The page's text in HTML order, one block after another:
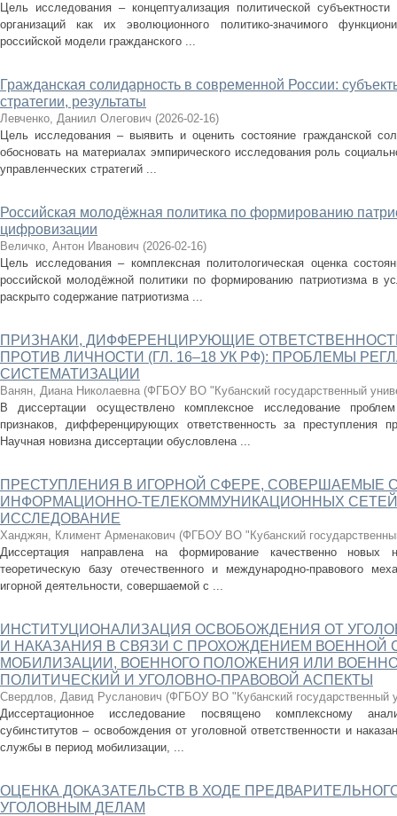
Цель исследования – концептуализация политической
организаций как их эволюционного политико-значимого
российской модели гражданского ...
Гражданская солидарность в современной России:
стратегии, результаты
Левченко, Даниил Олегович (2026-02-16)
Цель исследования – выявить и оценить состояние гражданской
обосновать на материалах эмпирического исследования роль
управленческих стратегий ...
Российская молодёжная политика по формированию
цифровизации
Величко, Антон Иванович (2026-02-16)
Цель исследования – комплексная политологическая оценка
российской молодёжной политики по формированию патриотизма в
раскрыто содержание патриотизма ...
ПРИЗНАКИ, ДИФФЕРЕНЦИРУЮЩИЕ
ПРОТИВ ЛИЧНОСТИ (ГЛ. 16–18 УК РФ): ПРОБЛЕМЫ
СИСТЕМАТИЗАЦИИ
Ванян, Диана Николаевна (ФГБОУ ВО "Кубанский государственный
В диссертации осуществлено комплексное исследование
признаков, дифференцирующих ответственность за
Научная новизна диссертации обусловлена ...
ПРЕСТУПЛЕНИЯ В ИГОРНОЙ СФЕРЕ, СОВЕРШАЕМЫЕ
ИНФОРМАЦИОННО-ТЕЛЕКОММУНИКАЦИОННЫХ
ИССЛЕДОВАНИЕ
Ханджян, Климент Арменакович (ФГБОУ ВО "Кубанский
Диссертация направлена на формирование качественно новых
теоретическую базу отечественного и международно-правового
игорной деятельности, совершаемой с ...
ИНСТИТУЦИОНАЛИЗАЦИЯ ОСВОБОЖДЕНИЯ ОТ
И НАКАЗАНИЯ В СВЯЗИ С ПРОХОЖДЕНИЕМ ВОЕННОЙ
МОБИЛИЗАЦИИ, ВОЕННОГО ПОЛОЖЕНИЯ ИЛИ
ПОЛИТИЧЕСКИЙ И УГОЛОВНО-ПРАВОВОЙ АСПЕКТЫ
Свердлов, Давид Русланович (ФГБОУ ВО "Кубанский государственный
Диссертационное исследование посвящено комплексному
субинститутов – освобождения от уголовной ответственности и
службы в период мобилизации, ...
ОЦЕНКА ДОКАЗАТЕЛЬСТВ В ХОДЕ
УГОЛОВНЫМ ДЕЛАМ